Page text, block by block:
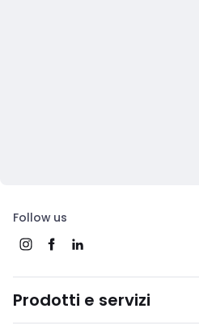
Follow us
Prodotti e servizi